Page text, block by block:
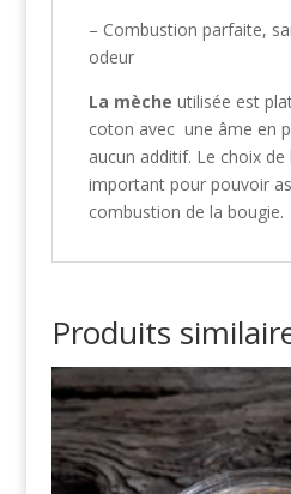
– Combustion parfaite,
odeur
La mèche utilisée est
coton avec une âme en
aucun additif. Le choix
important pour pouvoir
combustion de la bougie.
Produits